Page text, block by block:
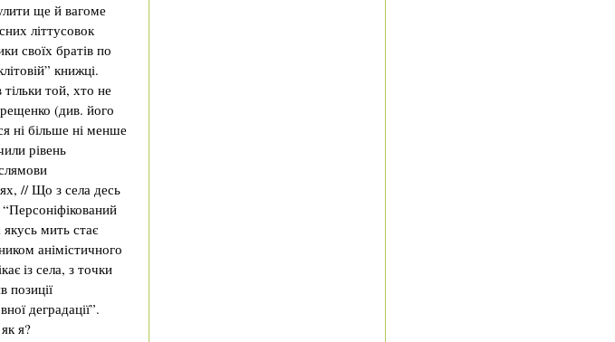
ще й вагоме
літтусовок
своїх братів по
книжці.
той, хто не
(див. його
ні більше ні менше
рівень
// Що з села десь
якусь мить стає
анімістичного
із села, з точки
позиції
деградації”.
я?